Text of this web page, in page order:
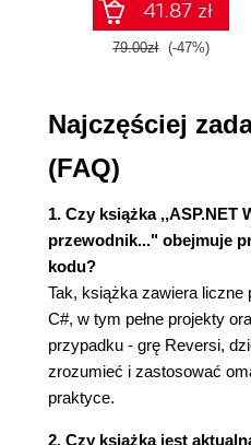
Kod pośredni i
Skróty, które
Typy liczbowe
Określanie typu
(pseudotyp var) (43)
Operatory (43)
Konwersje typów
Łańcuchy (47)
Typ wyliczeniowy
Leniwe
Metody (52)
41.87 zł
79.00zł (-47%)
Najczęściej
(FAQ)
1. Czy książka ,,ASP.NET
przewodnik..." obejmuje
kodu?
Tak, książka zawiera liczne
C#, w tym pełne projekty
przypadku - grę Reversi,
zrozumieć i zastosować
praktyce.
2. Czy książka jest